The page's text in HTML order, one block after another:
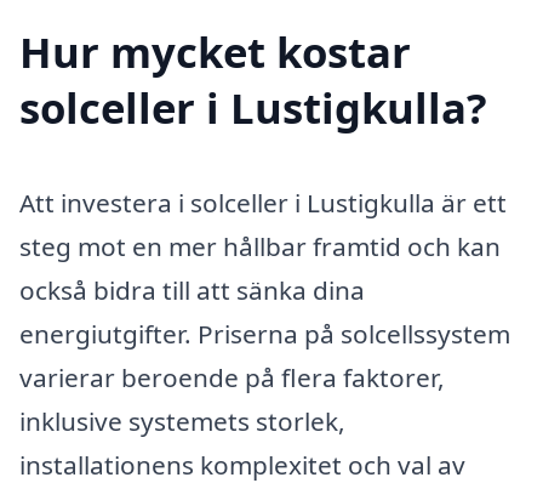
Hur mycket kostar
solceller i Lustigkulla?
Att investera i solceller i Lustigkulla är ett
steg mot en mer hållbar framtid och kan
också bidra till att sänka dina
energiutgifter. Priserna på solcellssystem
varierar beroende på flera faktorer,
inklusive systemets storlek,
installationens komplexitet och val av